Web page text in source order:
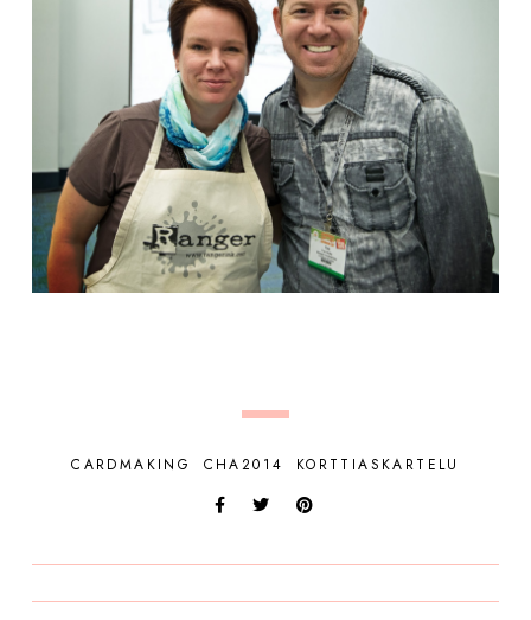
CARDMAKING CHA2014 KORTTIASKARTELU